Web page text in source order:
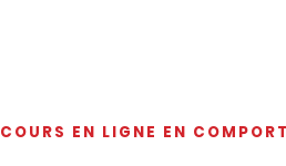
COURS EN LIGNE EN